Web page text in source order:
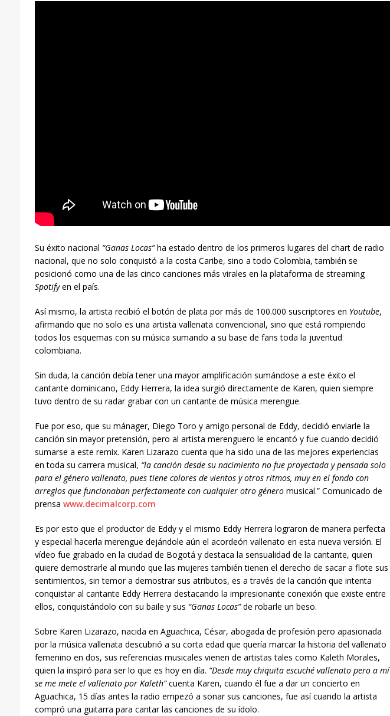
Su éxito nacional “Ganas Locas”ha estado dentro de los primeros lugares del chart de radio
nacional, que no solo conquistó a la costa Caribe, sino a todo Colombia, también se
posicionó como una de las cinco canciones más virales en la plataforma de streaming
Spotifyen el país.
Así mismo, la artista recibió el botón de plata por más de 100.000 suscriptores en Youtube,
afirmando que no solo es una artista vallenata convencional, sino que está rompiendo
todos los esquemas con su música sumando a su base de fans toda la juventud
colombiana.
Sin duda, la canción debía tener una mayor amplificación sumándose a este éxito el
cantante dominicano, Eddy Herrera, la idea surgió directamente de Karen, quien siempre
tuvo dentro de su radar grabar con un cantante de música merengue.
Fue por eso, que su mánager, Diego Toro y amigo personal de Eddy, decidió enviarle la
canción sin mayor pretensión, pero al artista merenguero le encantó y fue cuando decidió
sumarse a este remix. Karen Lizarazo cuenta que ha sido una de las mejores experiencias
en toda su carrera musical, “la canción desde su nacimiento no fue proyectada y pensada solo
para el género vallenato, pues tiene colores de vientos y otros ritmos, muy en el fondo con
arreglos que funcionaban perfectamente con cualquier otro género musical.” Comunicado de
prensa www.decimalcorp.com
Es por esto que el productor de Eddy y el mismo Eddy Herrera lograron de manera perfecta
y especial hacerla merengue dejándole aún el acordeón vallenato en esta nueva versión. El
vídeo fue grabado en la ciudad de Bogotá y destaca la sensualidad de la cantante, quien
quiere demostrarle al mundo que las mujeres también tienen el derecho de sacar a flote sus
sentimientos, sin temor a demostrar sus atributos, es a través de la canción que intenta
conquistar al cantante Eddy Herrera destacando la impresionante conexión que existe entre
ellos, conquistándolo con su baile y sus “Ganas Locas”de robarle un beso.
Sobre Karen Lizarazo, nacida en Aguachica, César, abogada de profesión pero apasionada
por la música vallenata descubrió a su corta edad que quería marcar la historia del vallenato
femenino en dos, sus referencias musicales vienen de artistas tales como Kaleth Morales,
quien la inspiró para ser lo que es hoy en día. “Desde muy chiquita escuché vallenato pero a mí
se me mete el vallenato por Kaleth”cuenta Karen, cuando él fue a dar un concierto en
Aguachica, 15 días antes la radio empezó a sonar sus canciones, fue así cuando la artista
compró una guitarra para cantar las canciones de su ídolo.